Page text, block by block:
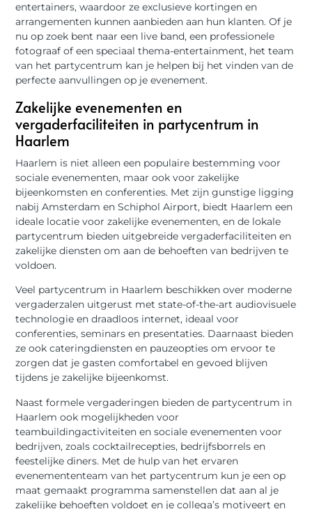
entertainers, waardoor ze exclusieve kortingen en
arrangementen kunnen aanbieden aan hun klanten. Of je
nu op zoek bent naar een live band, een professionele
fotograaf of een speciaal thema-entertainment, het team
van het partycentrum kan je helpen bij het vinden van de
perfecte aanvullingen op je evenement.
Zakelijke evenementen en
vergaderfaciliteiten in partycentrum in
Haarlem
Haarlem is niet alleen een populaire bestemming voor
sociale evenementen, maar ook voor zakelijke
bijeenkomsten en conferenties. Met zijn gunstige ligging
nabij Amsterdam en Schiphol Airport, biedt Haarlem een
ideale locatie voor zakelijke evenementen, en de lokale
partycentrum bieden uitgebreide vergaderfaciliteiten en
zakelijke diensten om aan de behoeften van bedrijven te
voldoen.
Veel partycentrum in Haarlem beschikken over moderne
vergaderzalen uitgerust met state-of-the-art audiovisuele
technologie en draadloos internet, ideaal voor
conferenties, seminars en presentaties. Daarnaast bieden
ze ook cateringdiensten en pauzeopties om ervoor te
zorgen dat je gasten comfortabel en gevoed blijven
tijdens je zakelijke bijeenkomst.
Naast formele vergaderingen bieden de partycentrum in
Haarlem ook mogelijkheden voor
teambuildingactiviteiten en sociale evenementen voor
bedrijven, zoals cocktailrecepties, bedrijfsborrels en
feestelijke diners. Met de hulp van het ervaren
evenemententeam van het partycentrum kun je een op
maat gemaakt programma samenstellen dat aan al je
zakelijke behoeften voldoet en je collega’s motiveert en